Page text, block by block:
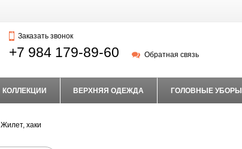
Заказать звонок
+7 984 179-89-60 Обратная связь
КОЛЛЕКЦИИ ВЕРХНЯЯ ОДЕЖДА ГОЛОВНЫЕ УБОРЫ
Жилет, хаки